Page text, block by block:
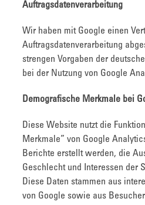
Auftragsdatenverarbeitung
Wir haben mit Google einen
Auftragsdatenverarbeitung
strengen Vorgaben der
bei der Nutzung von Google
Demografische Merkmale bei
Diese Website nutzt die
Merkmale” von Google
Berichte erstellt werden, die
Geschlecht und Interessen der
Diese Daten stammen aus
von Google sowie aus